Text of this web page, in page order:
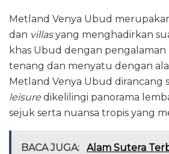
Metland Venya Ubud
dan villasyang menghadirkan
khas Ubud dengan
tenang dan menyatu dengan
Metland Venya Ubud dirancang
leisure dikelilingi panorama
sejuk serta nuansa tropis yang
BACA JUGA:
Alam Sutera